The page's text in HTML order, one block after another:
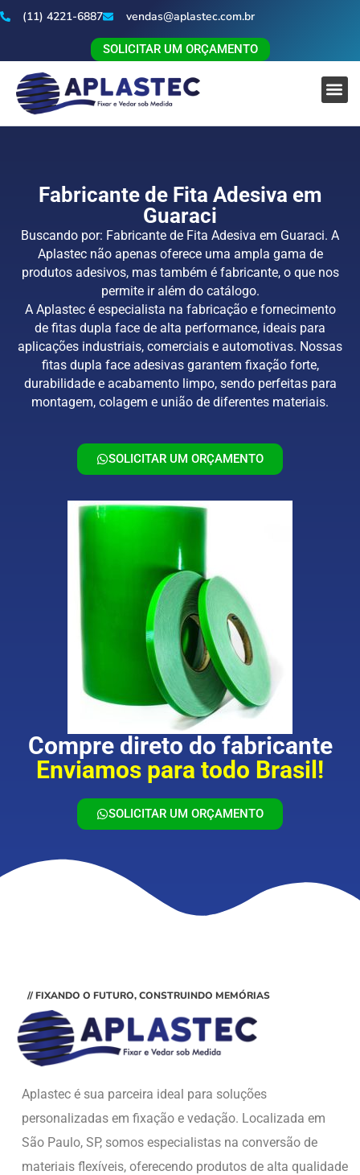
(11) 4221-6887 vendas@aplastec.com.br
SOLICITAR UM ORÇAMENTO
Fabricante de Fita Adesiva em
Guaraci
Buscando por: Fabricante de Fita Adesiva em Guaraci. A
Aplastec não apenas oferece uma ampla gama de
produtos adesivos, mas também é fabricante, o que nos
permite ir além do catálogo.
A Aplastec é especialista na fabricação e fornecimento
de fitas dupla face de alta performance, ideais para
aplicações industriais, comerciais e automotivas. Nossas
fitas dupla face adesivas garantem fixação forte,
durabilidade e acabamento limpo, sendo perfeitas para
montagem, colagem e união de diferentes materiais.
SOLICITAR UM ORÇAMENTO
Compre direto do fabricante
Enviamos para todo Brasil!
SOLICITAR UM ORÇAMENTO
// FIXANDO O FUTURO, CONSTRUINDO MEMÓRIAS
Aplastec é sua parceira ideal para soluções
personalizadas em fixação e vedação. Localizada em
São Paulo, SP, somos especialistas na conversão de
materiais flexíveis, oferecendo produtos de alta qualidade